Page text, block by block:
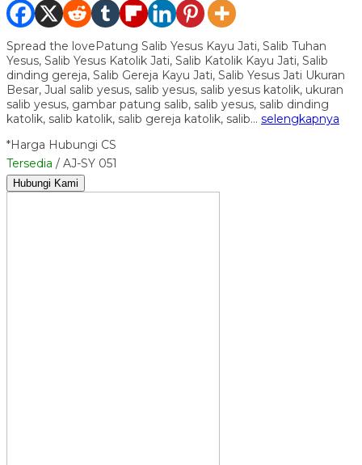
Spread the lovePatung Salib Yesus Kayu Jati, Salib Tuhan
Yesus, Salib Yesus Katolik Jati, Salib Katolik Kayu Jati, Salib
dinding gereja, Salib Gereja Kayu Jati, Salib Yesus Jati Ukuran
Besar, Jual salib yesus, salib yesus, salib yesus katolik, ukuran
salib yesus, gambar patung salib, salib yesus, salib dinding
katolik, salib katolik, salib gereja katolik, salib… selengkapnya
*Harga Hubungi CS
Tersedia / AJ-SY 051
Hubungi Kami